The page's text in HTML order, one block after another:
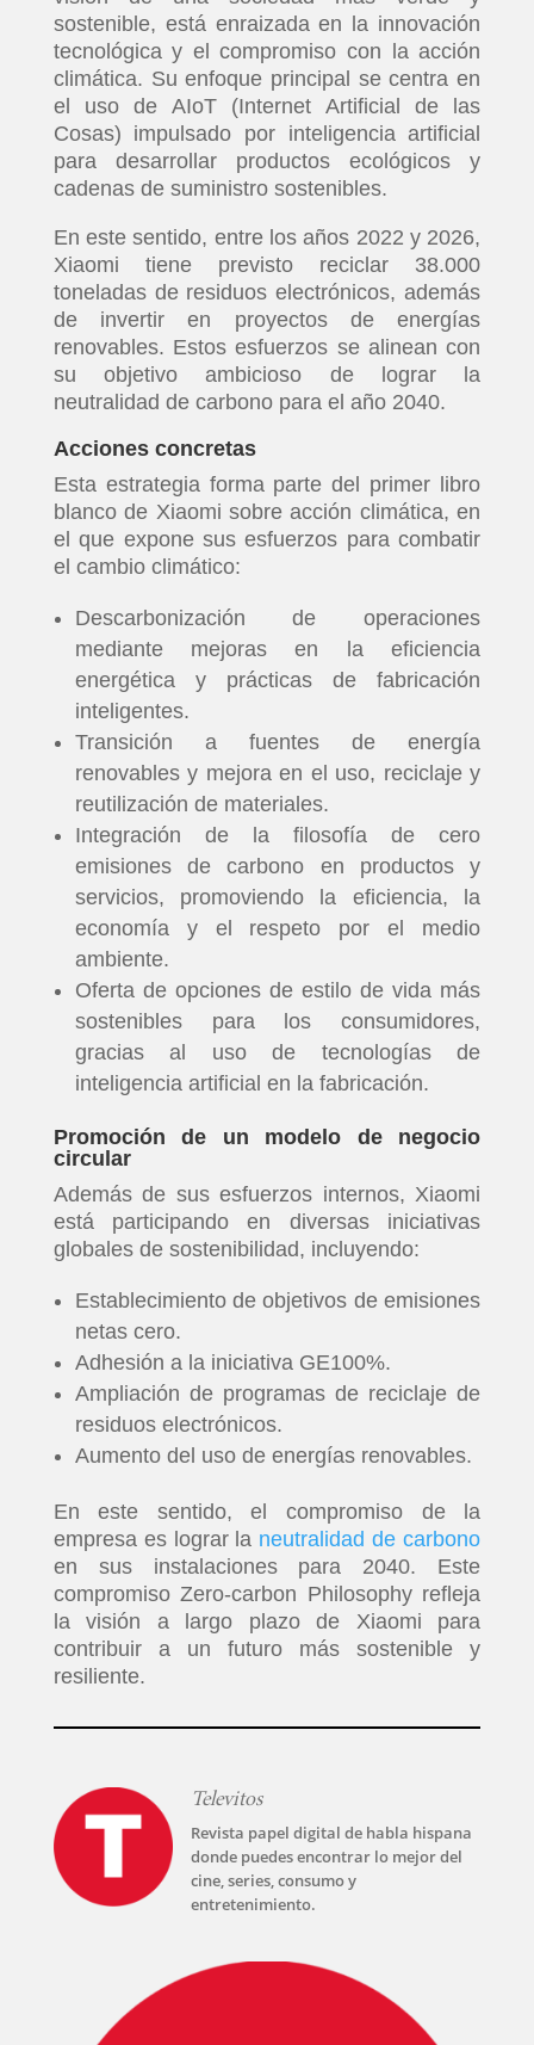
sostenible, está enraizada en la innovación
tecnológica y el compromiso con la acción
climática. Su enfoque principal se centra en
el uso de AIoT (Internet Artificial de las
Cosas) impulsado por inteligencia artificial
para desarrollar productos ecológicos y
cadenas de suministro sostenibles.
En este sentido, entre los años 2022 y 2026,
Xiaomi tiene previsto reciclar 38.000
toneladas de residuos electrónicos, además
de invertir en proyectos de energías
renovables. Estos esfuerzos se alinean con
su objetivo ambicioso de lograr la
neutralidad de carbono para el año 2040.
Acciones concretas
Esta estrategia forma parte del primer libro
blanco de Xiaomi sobre acción climática, en
el que expone sus esfuerzos para combatir
el cambio climático:
Descarbonización de operaciones
mediante mejoras en la eficiencia
energética y prácticas de fabricación
inteligentes.
Transición a fuentes de energía
renovables y mejora en el uso, reciclaje y
reutilización de materiales.
Integración de la filosofía de cero
emisiones de carbono en productos y
servicios, promoviendo la eficiencia, la
economía y el respeto por el medio
ambiente.
Oferta de opciones de estilo de vida más
sostenibles para los consumidores,
gracias al uso de tecnologías de
inteligencia artificial en la fabricación.
Promoción de un modelo de negocio
circular
Además de sus esfuerzos internos, Xiaomi
está participando en diversas iniciativas
globales de sostenibilidad, incluyendo:
Establecimiento de objetivos de emisiones
netas cero.
Adhesión a la iniciativa GE100%.
Ampliación de programas de reciclaje de
residuos electrónicos.
Aumento del uso de energías renovables.
En este sentido, el compromiso de la
empresa es lograr la neutralidad de carbono
en sus instalaciones para 2040. Este
compromiso Zero-carbon Philosophy refleja
la visión a largo plazo de Xiaomi para
contribuir a un futuro más sostenible y
resiliente.
Televitos
Revista papel digital de habla hispana
donde puedes encontrar lo mejor del
cine, series, consumo y
entretenimiento.